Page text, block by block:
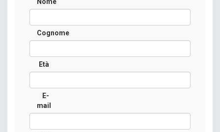
Cognome
Età
E-
mail